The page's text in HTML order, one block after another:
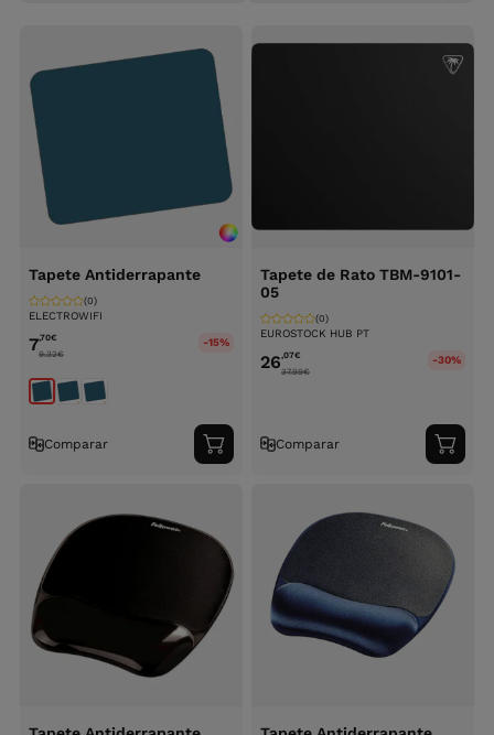
Tapete Antiderrapante
ELECTROWIFI
(0)
7,70€
9.32€
-15%
Comparar
Adicionar
ao
Tapete de Rato TBM-9101-
05
EUROSTOCK HUB PT
(0)
26,07€
37.99€
-30%
Comparar
ao